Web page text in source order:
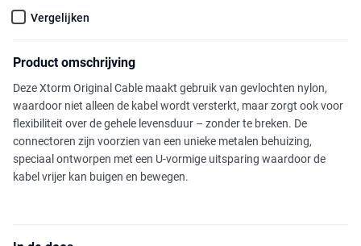
Vergelijken
Product omschrijving
Deze Xtorm Original Cable maakt gebruik van gevlochten nylon,
waardoor niet alleen de kabel wordt versterkt, maar zorgt ook voor
flexibiliteit over de gehele levensduur – zonder te breken. De
connectoren zijn voorzien van een unieke metalen behuizing,
speciaal ontworpen met een U-vormige uitsparing waardoor de
kabel vrijer kan buigen en bewegen.